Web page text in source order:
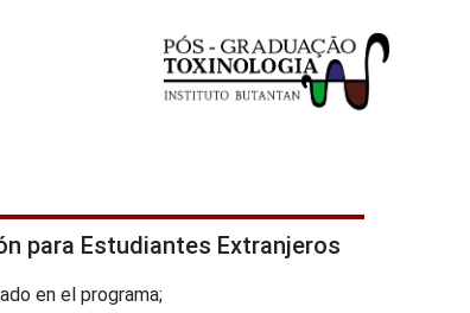
para Estudiantes Extranjeros
en el programa;